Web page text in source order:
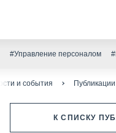
#Управление персоналом
и события
К СПИСКУ